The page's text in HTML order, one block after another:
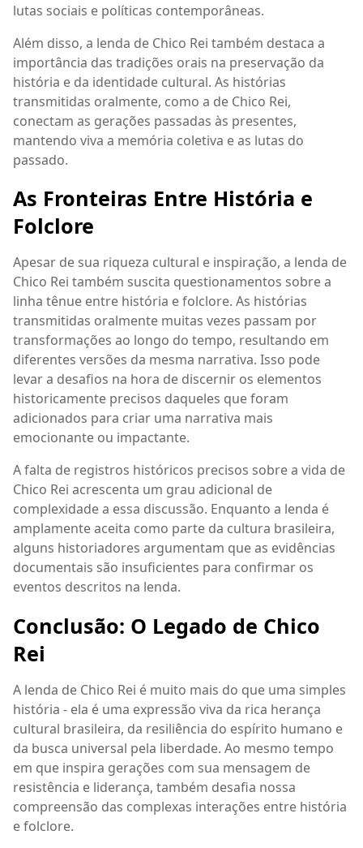
lutas sociais e políticas contemporâneas.
Além disso, a lenda de Chico Rei também destaca a
importância das tradições orais na preservação da
história e da identidade cultural. As histórias
transmitidas oralmente, como a de Chico Rei,
conectam as gerações passadas às presentes,
mantendo viva a memória coletiva e as lutas do
passado.
As Fronteiras Entre História e
Folclore
Apesar de sua riqueza cultural e inspiração, a lenda de
Chico Rei também suscita questionamentos sobre a
linha tênue entre história e folclore. As histórias
transmitidas oralmente muitas vezes passam por
transformações ao longo do tempo, resultando em
diferentes versões da mesma narrativa. Isso pode
levar a desafios na hora de discernir os elementos
historicamente precisos daqueles que foram
adicionados para criar uma narrativa mais
emocionante ou impactante.
A falta de registros históricos precisos sobre a vida de
Chico Rei acrescenta um grau adicional de
complexidade a essa discussão. Enquanto a lenda é
amplamente aceita como parte da cultura brasileira,
alguns historiadores argumentam que as evidências
documentais são insuficientes para confirmar os
eventos descritos na lenda.
Conclusão: O Legado de Chico
Rei
A lenda de Chico Rei é muito mais do que uma simples
história - ela é uma expressão viva da rica herança
cultural brasileira, da resiliência do espírito humano e
da busca universal pela liberdade. Ao mesmo tempo
em que inspira gerações com sua mensagem de
resistência e liderança, também desafia nossa
compreensão das complexas interações entre história
e folclore.